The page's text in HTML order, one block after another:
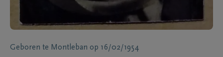
Geboren te Montleban op 16/02/1954